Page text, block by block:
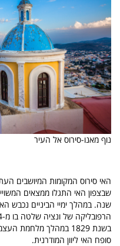
נוף מאנו-סירוס אל העיר
האי סירוס המקומות המיושבים
שנה. במהלך ימיי הביניים נכבש
בשנת 1829 במהלך
סופח האי ליוון המודרנית.